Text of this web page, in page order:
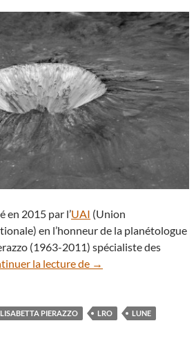
en 2015 par l’UAI (Union
en l’honneur de la planétologue
(1963-2011) spécialiste des
la lecture de J-15 : zoom sur
→
PIERAZZO LRO
LUNE